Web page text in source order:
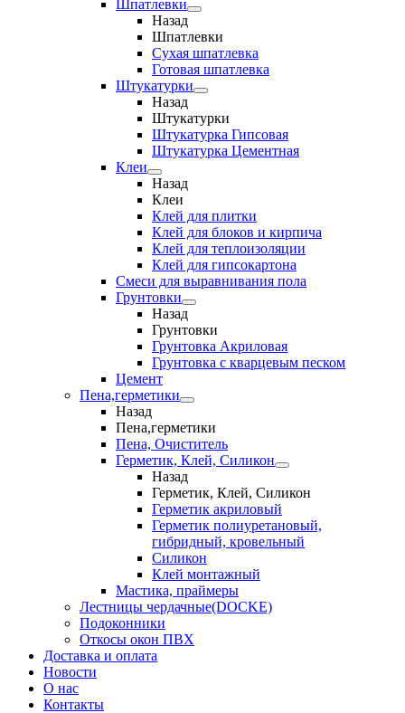
Шпатлевки
Назад
Шпатлевки
Сухая шпатлевка
Готовая шпатлевка
Штукатурки
Назад
Штукатурки
Штукатурка Гипсовая
Штукатурка Цементная
Клеи
Назад
Клеи
Клей для плитки
Клей для блоков и кирпича
Клей для теплоизоляции
Клей для гипсокартона
Смеси для выравнивания пола
Грунтовки
Назад
Грунтовки
Грунтовка Акриловая
Грунтовка с кварцевым песком
Цемент
Пена,герметики
Назад
Пена,герметики
Пена, Очиститель
Герметик, Клей, Силикон
Назад
Герметик, Клей, Силикон
Герметик акриловый
Герметик полиуретановый,
гибридный, кровельный
Силикон
Клей монтажный
Мастика, праймеры
Лестницы чердачные(DOCKE)
Подоконники
Откосы окон ПВХ
Доставка и оплата
Новости
О нас
Контакты